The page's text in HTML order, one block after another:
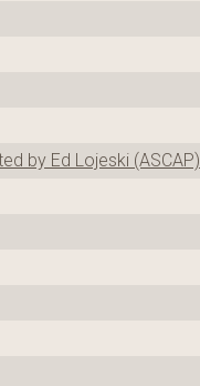
by Ed Lojeski (ASCAP)